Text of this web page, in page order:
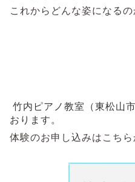
これからどんな姿になるの
竹内ピアノ教室（東松山
おります。
体験のお申し込みはこちら